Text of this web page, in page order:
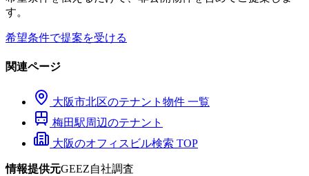
す。
希望条件で提案を受ける
関連ページ
大阪市北区のテナント物件 一覧
梅田駅周辺のテナント
大阪のオフィスビル検索 TOP
情報提供元GEEZ自社調査